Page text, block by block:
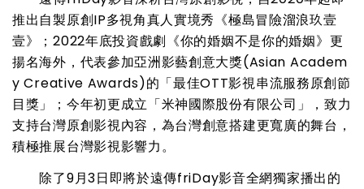
推出自製原創IP多視角真人實境秀《極島冒險溜浪玖壹
壹》；2022年底投資戲劇《你的婚姻不是你的婚姻》更
揚名海外，代表參加亞洲影藝創意大獎(Asian Academ
y Creative Awards)的「最佳OTT影視串流服務原創節
目獎」；今年初更成立「米神國際股份有限公司」，致力
支持台灣原創影視內容，為台灣創意搭建更寬廣的舞台，
積極推展台灣影視影響力。
除了9月3日即將於遠傳friDay影音全網獨家播出的